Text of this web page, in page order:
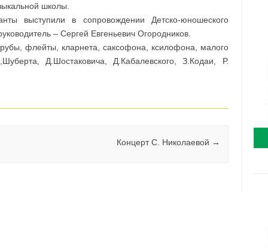
школы.
выступили в сопровождении Детско-юношеского
– Сергей Евгеньевич Огородников.
флейты, кларнета, саксофона, ксилофона, малого
Д.Шостаковича, Д.Кабалевского, З.Кодаи, Р.
Концерт С. Николаевой →